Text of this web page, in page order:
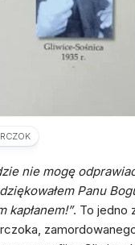
nie mogę
Panu
kapłanem!”. To jedno